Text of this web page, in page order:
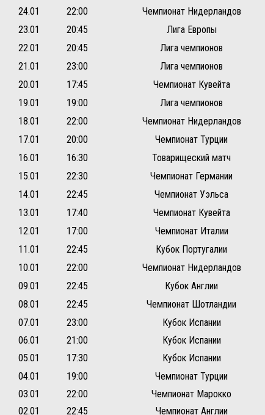
24.01
22:00 Чемпионат Нидерландов
23.01
20:45 Лига Европы
22.01
20:45 Лига чемпионов
21.01
23:00 Лига чемпионов
20.01
17:45 Чемпионат Кувейта
19.01
19:00 Лига чемпионов
18.01
22:00 Чемпионат Нидерландов
17.01
20:00 Чемпионат Турции
16.01
16:30 Товарищеский матч
15.01
22:30 Чемпионат Германии
14.01
22:45 Чемпионат Уэльса
13.01
17:40 Чемпионат Кувейта
12.01
17:00 Чемпионат Италии
11.01
22:45 Кубок Португалии
10.01
22:00 Чемпионат Нидерландов
09.01
22:45 Кубок Англии
08.01
22:45 Чемпионат Шотландии
07.01
23:00 Кубок Испании
06.01
21:00 Кубок Испании
05.01
17:30 Кубок Испании
04.01
19:00 Чемпионат Турции
03.01
22:00 Чемпионат Марокко
02.01
22:45 Чемпионат Англии